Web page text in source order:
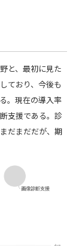
と、最初に見た
ており、今後も
。現在の導入率
支援である。診
だまだだが、期